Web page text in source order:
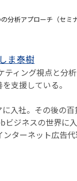
分析アプローチ（セミ
ま泰樹
ィング視点と分
支援している。
入社。その後の
ビジネスの世界に
ターネット広告